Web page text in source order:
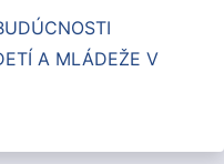
A MLÁDEŽE V